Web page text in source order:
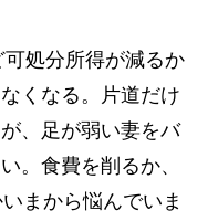
可処分所得が減るか
くなる。片道だけ
、足が弱い妻をバ
。食費を削るか、
まから悩んでいま